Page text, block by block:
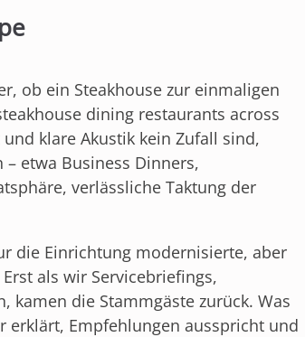
ob ein Steakhouse zur einmaligen
dining restaurants across
klare Akustik kein Zufall sind,
etwa Business Dinners,
verlässliche Taktung der
die Einrichtung modernisierte, aber
als wir Servicebriefings,
kamen die Stammgäste zurück. Was
Empfehlungen ausspricht und